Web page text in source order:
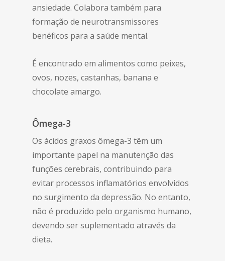
ansiedade. Colabora também para
formação de neurotransmissores
benéficos para a saúde mental.
É encontrado em alimentos como peixes,
ovos, nozes, castanhas, banana e
chocolate amargo.
Ômega-3
Os ácidos graxos ômega-3 têm um
importante papel na manutenção das
funções cerebrais, contribuindo para
evitar processos inflamatórios envolvidos
no surgimento da depressão. No entanto,
não é produzido pelo organismo humano,
devendo ser suplementado através da
dieta.